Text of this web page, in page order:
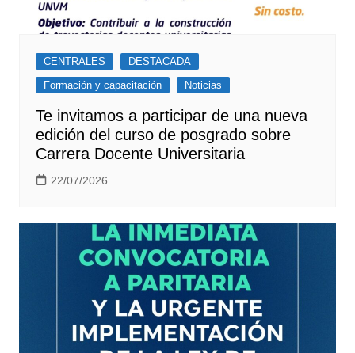
CENTRALES
DESTACADA
Formación y capacitación
Noticias
Te invitamos a participar de una nueva
edición del curso de posgrado sobre
Carrera Docente Universitaria
22/07/2026